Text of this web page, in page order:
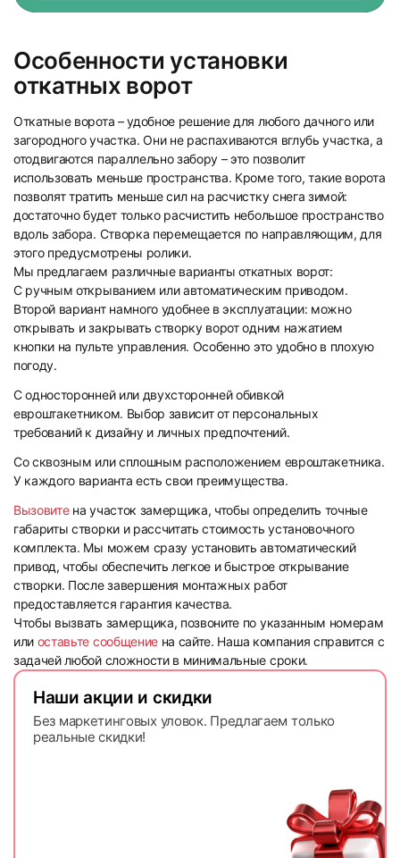
Наши акции и скидки
Без маркетинговых уловок. Предлагаем только
реальные скидки!
Особенности установки
откатных ворот
Откатные ворота – удобное решение для любого дачного или
загородного участка. Они не распахиваются вглубь участка, а
отодвигаются параллельно забору – это позволит
использовать меньше пространства. Кроме того, такие ворота
позволят тратить меньше сил на расчистку снега зимой:
достаточно будет только расчистить небольшое пространство
вдоль забора. Створка перемещается по направляющим, для
этого предусмотрены ролики.
Мы предлагаем различные варианты откатных ворот:
С ручным открыванием или автоматическим приводом.
Второй вариант намного удобнее в эксплуатации: можно
открывать и закрывать створку ворот одним нажатием
кнопки на пульте управления. Особенно это удобно в плохую
погоду.
С односторонней или двухсторонней обивкой
евроштакетником. Выбор зависит от персональных
требований к дизайну и личных предпочтений.
Со сквозным или сплошным расположением евроштакетника.
У каждого варианта есть свои преимущества.
Вызовитена участок замерщика, чтобы определить точные
габариты створки и рассчитать стоимость установочного
комплекта. Мы можем сразу установить автоматический
привод, чтобы обеспечить легкое и быстрое открывание
створки. После завершения монтажных работ
предоставляется гарантия качества.
Чтобы вызвать замерщика, позвоните по указанным номерам
или оставьте сообщениена сайте. Наша компания справится с
задачей любой сложности в минимальные сроки.